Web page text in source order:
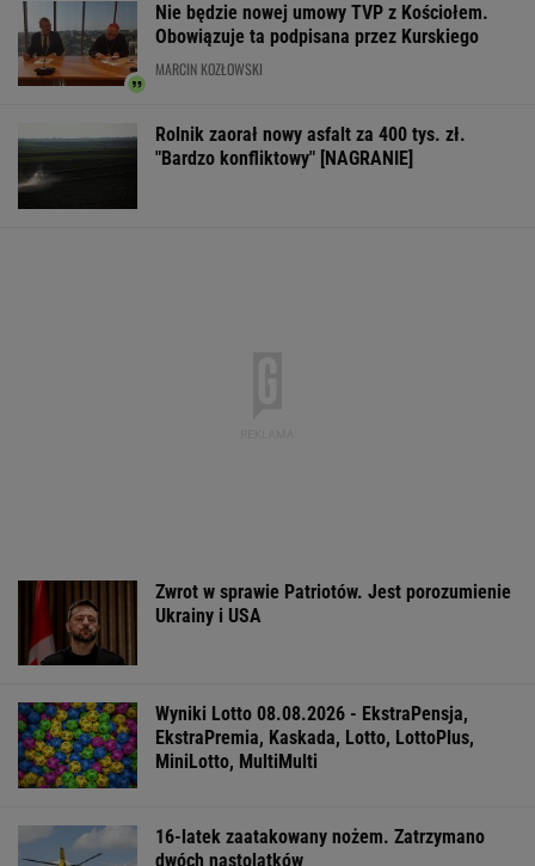
Nie będzie nowej umowy TVP z Kościołem.
Obowiązuje ta podpisana przez Kurskiego
MARCIN KOZŁOWSKI
Rolnik zaorał nowy asfalt za 400 tys. zł.
"Bardzo konfliktowy" [NAGRANIE]
Zwrot w sprawie Patriotów. Jest porozumienie
Ukrainy i USA
Wyniki Lotto 08.08.2026 - EkstraPensja,
EkstraPremia, Kaskada, Lotto, LottoPlus,
MiniLotto, MultiMulti
16-latek zaatakowany nożem. Zatrzymano
dwóch nastolatków